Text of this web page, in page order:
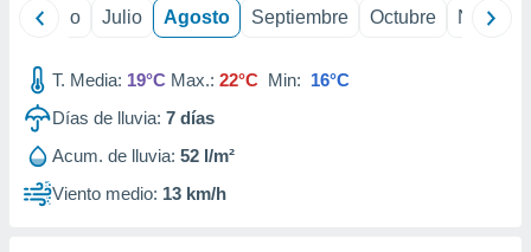
1199
Junio Julio Agosto Septiembre Octubre
T. Media: 19°C Max.: 22°C Min: 16°C
Días de lluvia: 7 días
Acum. de lluvia: 52 l/m²
Viento medio: 13 km/h